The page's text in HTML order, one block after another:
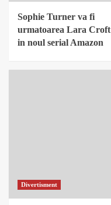
Sophie Turner va fi
urmatoarea Lara Croft
in noul serial Amazon
Divertisment